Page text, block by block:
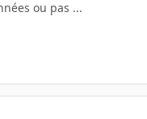
ou pas ...